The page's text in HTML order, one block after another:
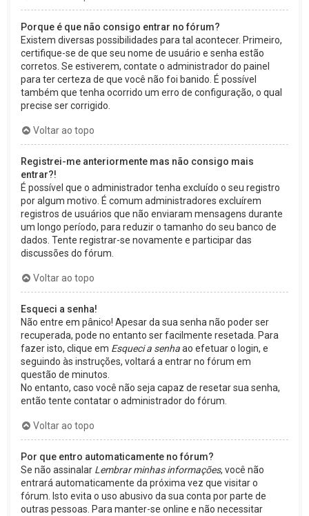
Porque é que não consigo entrar no fórum?
Existem diversas possibilidades para tal acontecer. Primeiro,
certifique-se de que seu nome de usuário e senha estão
corretos. Se estiverem, contate o administrador do painel
para ter certeza de que você não foi banido. É possível
também que tenha ocorrido um erro de configuração, o qual
precise ser corrigido.
Voltar ao topo
Registrei-me anteriormente mas não consigo mais
entrar?!
É possível que o administrador tenha excluído o seu registro
por algum motivo. É comum administradores excluírem
registros de usuários que não enviaram mensagens durante
um longo período, para reduzir o tamanho do seu banco de
dados. Tente registrar-se novamente e participar das
discussões do fórum.
Voltar ao topo
Esqueci a senha!
Não entre em pânico! Apesar da sua senha não poder ser
recuperada, pode no entanto ser facilmente resetada. Para
fazer isto, clique em Esqueci a senhaao efetuar o login, e
seguindo às instruções, voltará a entrar no fórum em
questão de minutos.
No entanto, caso você não seja capaz de resetar sua senha,
então tente contatar o administrador do fórum.
Voltar ao topo
Por que entro automaticamente no fórum?
Se não assinalar Lembrar minhas informações, você não
entrará automaticamente da próxima vez que visitar o
fórum. Isto evita o uso abusivo da sua conta por parte de
outras pessoas. Para manter-se online e não necessitar